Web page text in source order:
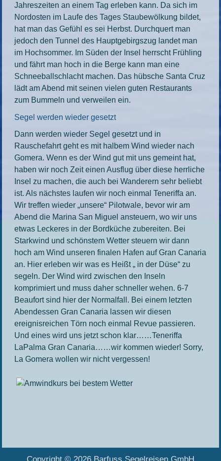
Jahreszeiten an einem Tag erleben kann. Da sich im
Nordosten im Laufe des Tages Staubewölkung bildet,
hat man das Gefühl es sei Herbst. Durchquert man
jedoch den Tunnel des Hauptgebirgszug landet man
im Hochsommer. Im Süden der Insel herrscht Frühling
und fährt man hoch in die Berge kann man eine
Schneeballschlacht machen. Das hübsche Santa Cruz
lädt am Abend mit seinen vielen guten Restaurants
zum Bummeln und verweilen ein.
Segel werden wieder gesetzt
Dann werden wieder Segel gesetzt und in
Rauschefahrt geht es mit halbem Wind wieder nach
Gomera. Wenn es der Wind gut mit uns gemeint hat,
haben wir noch Zeit einen Ausflug über diese herrliche
Insel zu machen, die auch bei Wanderern sehr beliebt
ist. Als nächstes laufen wir noch einmal Teneriffa an.
Wir treffen wieder „unsere“ Pilotwale, bevor wir am
Abend die Marina San Miguel ansteuern, wo wir uns
etwas Leckeres in der Bordküche zubereiten. Bei
Starkwind und schönstem Wetter steuern wir dann
hoch am Wind unseren finalen Hafen auf Gran Canaria
an. Hier erleben wir was es Heißt „ in der Düse“ zu
segeln. Der Wind wird zwischen den Inseln
komprimiert und muss daher schneller wehen. 6-7
Beaufort sind hier der Normalfall. Bei einem letzten
Abendessen Gran Canaria lassen wir diesen
ereignisreichen Törn noch einmal Revue passieren.
Und eines wird uns jetzt schon klar……Teneriffa
LaPalma Gran Canaria……wir kommen wieder! Sorry,
La Gomera wollen wir nicht vergessen!